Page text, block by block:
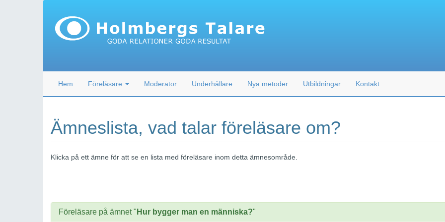
Hem Föreläsare Moderator Underhållare Nya metoder Utbildningar Kontakt
Ämneslista, vad talar föreläsare om?
Klicka på ett ämne för att se en lista med föreläsare inom detta ämnesområde.
Föreläsare på ämnet " Hur bygger man en människa?"